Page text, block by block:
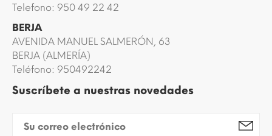
Telefono: 950 49 22 42
BERJA
AVENIDA MANUEL SALMERÓN, 63
BERJA (ALMERÍA)
Teléfono: 950492242
Suscríbete a nuestras novedades